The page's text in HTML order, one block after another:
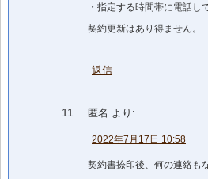
・指定する時間帯に電話し
契約更新はあり得ません。
返信
匿名 より:
2022年7月17日 10:58
契約書捺印後、何の連絡も